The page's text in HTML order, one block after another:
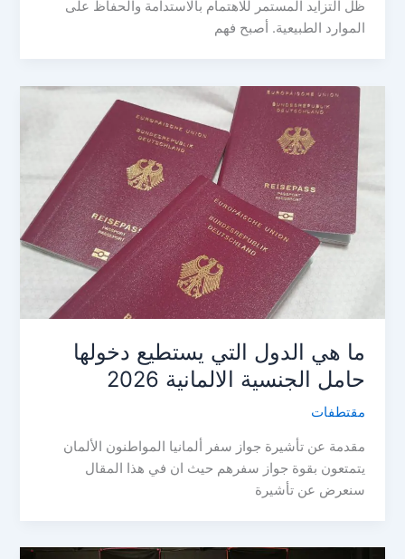
ظل التزايد المستمر للاهتمام بالاستدامة والحفاظ على
الموارد الطبيعية. أصبح فهم
ما هي الدول التي يستطيع دخولها
حامل الجنسية الالمانية 2026
مقتطفات
مقدمة عن تأشيرة جواز سفر ألمانيا المواطنون الألمان
يتمتعون بقوة جواز سفرهم حيث ان في هذا المقال
سنعرض عن تأشيرة